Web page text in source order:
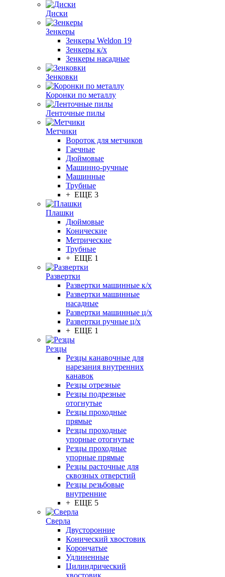
Диски
Зенкеры
Зенкеры Weldon 19
Зенкеры к/х
Зенкеры насадные
Зенковки
Коронки по металлу
Ленточные пилы
Метчики
Вороток для метчиков
Гаечные
Дюймовые
Машинно-ручные
Машинные
Трубные
+ ЕЩЕ 3
Плашки
Дюймовые
Конические
Метрические
Трубные
+ ЕЩЕ 1
Развертки
Развертки машинные к/х
Развертки машинные
насадные
Развертки машинные ц/х
Развертки ручные ц/х
+ ЕЩЕ 1
Резцы
Резцы канавочные для
нарезания внутренних
канавок
Резцы отрезные
Резцы подрезные
отогнутые
Резцы проходные
прямые
Резцы проходные
упорные отогнутые
Резцы проходные
упорные прямые
Резцы расточные для
сквозных отверстий
Резцы резьбовые
внутренние
+ ЕЩЕ 5
Сверла
Двусторонние
Конический хвостовик
Корончатые
Удлиненные
Цилиндрический
хвостовик